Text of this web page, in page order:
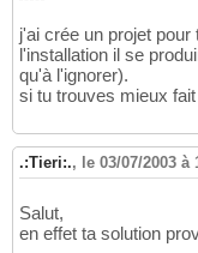
j'ai crée un projet
l'installation il se
qu'à l'ignorer).
si tu trouves mieux
.:Tieri:., le 03/07/2003 à
Salut,
en effet ta solution